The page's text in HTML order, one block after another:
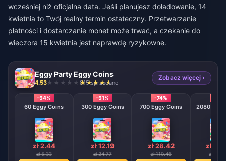
wcześniej niż oficjalna data. Jeśli planujesz doładowanie, 14
kwietnia to Twój realny termin ostateczny. Przetwarzanie
płatności i dostarczanie monet może trwać, a czekanie do
wieczora 15 kwietnia jest naprawdę ryzykowne.
Eggy Party Eggy Coins
4.53 815 sprzedano
Zobacz więcej ›
-54%
60 Eggy Coins
zł 2.44
zł 5.33
-51%
300 Eggy Coins
zł 12.19
zł 24.77
-74%
700 Eggy Coins
zł 28.42
zł 110.46
zł
zł